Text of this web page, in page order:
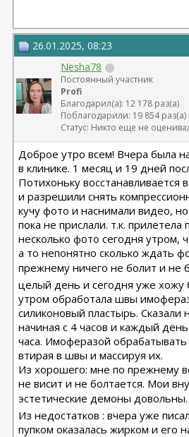
26.01.2025, 08:23
Nesha78
Постоянный участник
Profi
Благодарил(а): 12 178 раз(а)
Поблагодарили: 19 854
Статус: Никто еще не
Доброе утро всем! Вчера была
в клинике. 1 месяц и 19 дней
Потихоньку восстанавливается
и разрешили снять
кучу фото и наснимали видео,
пока не прислали. т.к.
несколько фото сегодня утром,
а то непонятно сколько ждать
прежнему ничего не болит и не
целый день и сегодня уже хожу
утром обработала швы
силиконовый пластырь. Сказали
начиная с 4 часов и каждый
часа. Имоферазой
втирая в швы и массируя их.
Из хорошего: мне по прежнему
не висит и не болтается. Мои
эстетические демоны
Из недостатков : вчера уже
пупком оказалась жирком и его